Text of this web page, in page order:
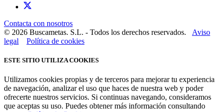
Contacta con nosotros
© 2026 Buscametas. S.L. - Todos los derechos reservados. Aviso
legal
Política de cookies
ESTE SITIO UTILIZA COOKIES
Utilizamos cookies propias y de terceros para mejorar tu experiencia
de navegación, analizar el uso que haces de nuestra web y poder
ofrecerte nuestros servicios. Si continuas navegando, consideramos
que aceptas su uso. Puedes obtener más información consultando